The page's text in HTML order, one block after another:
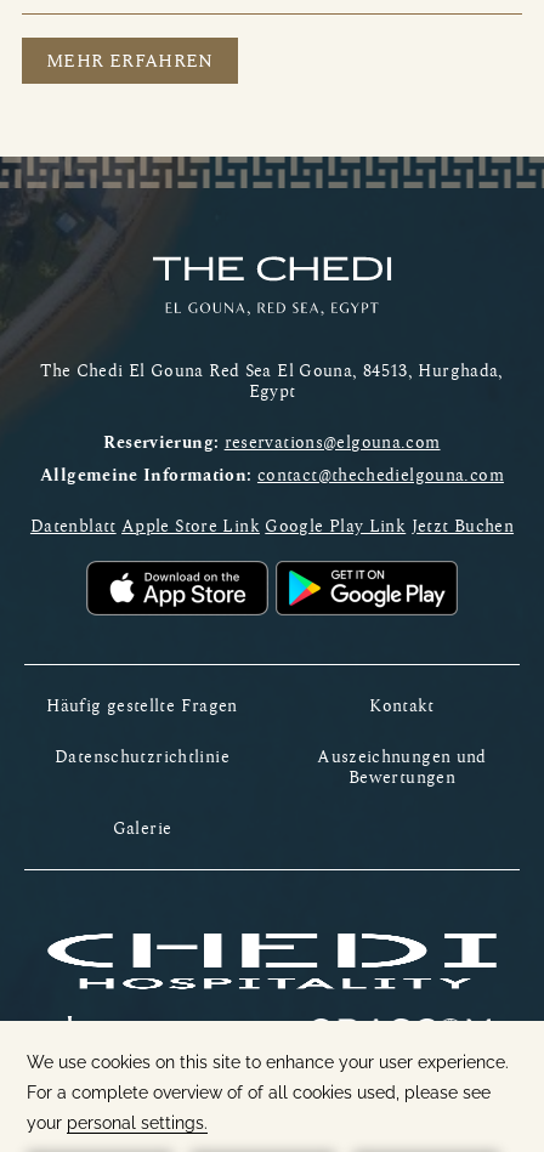
MEETINGS
MEHR ERFAHREN
The Chedi El Gouna Red Sea El Gouna, 84513, Hurghada,
Egypt
Reservierung: reservations@elgouna.com
Allgemeine Information: contact@thechedielgouna.com
Datenblatt Apple Store Link Google Play Link Jetzt Buchen
Häufig gestellte Fragen
Kontakt
Datenschutzrichtlinie
Auszeichnungen und
Bewertungen
Galerie
1